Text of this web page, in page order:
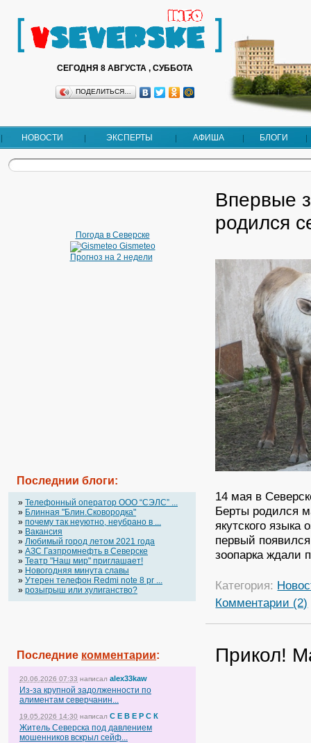
СЕГОДНЯ 8 АВГУСТА , СУББОТА
ПОДЕЛИТЬСЯ…
НОВОСТИ ЭКСПЕРТЫ АФИША БЛОГИ
Погода в Северске
Gismeteo
Прогноз на 2 недели
Последнии блоги:
» Телефонный оператор OOO “СЭЛС” ...
» Блинная "Блин.Сковородка"
» почему так неуютно, неубрано в ...
» Вакансия
» Любимый город летом 2021 года
» АЗС Газпромнефть в Северске
» Театр "Наш мир" приглашает!
» Новогодняя минута славы
» Утерен телефон Redmi note 8 pr ...
» розыгрыш или хулиганство?
Последние комментарии:
20.06.2026 07:33 написал alex33kaw
Из-за крупной задолженности по
алиментам северчанин...
19.05.2026 14:30 написал С Е В Е Р С К
Житель Северска под давлением
мошенников вскрыл сейф...
Впервые
родился
14 мая в
Берты родился
якутского
первый
зоопарка ждали
Категория:
Комментарии (2)
Прикол!